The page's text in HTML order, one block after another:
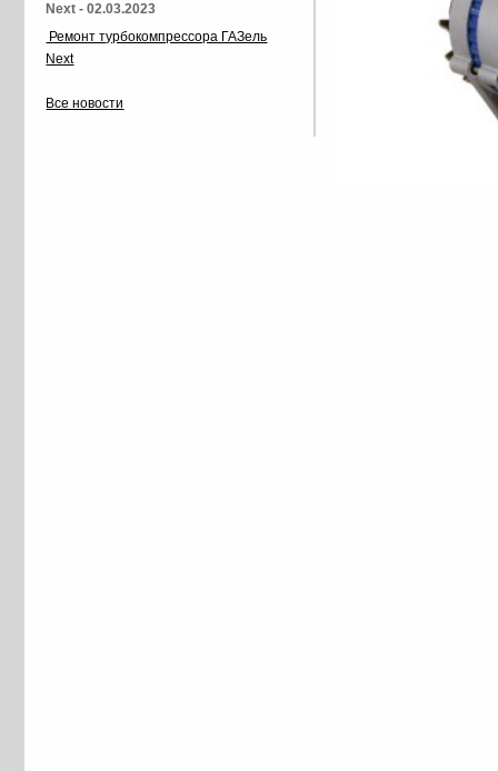
Next - 02.03.2023
Ремонт турбокомпрессора ГАЗель
Next
Все новости